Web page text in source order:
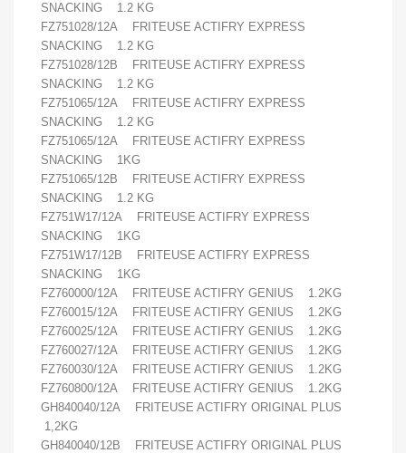
SNACKING 1.2 KG
FZ751028/12A FRITEUSE ACTIFRY EXPRESS
SNACKING 1.2 KG
FZ751028/12B FRITEUSE ACTIFRY EXPRESS
SNACKING 1.2 KG
FZ751065/12A FRITEUSE ACTIFRY EXPRESS
SNACKING 1.2 KG
FZ751065/12A FRITEUSE ACTIFRY EXPRESS
SNACKING 1KG
FZ751065/12B FRITEUSE ACTIFRY EXPRESS
SNACKING 1.2 KG
FZ751W17/12A FRITEUSE ACTIFRY EXPRESS
SNACKING 1KG
FZ751W17/12B FRITEUSE ACTIFRY EXPRESS
SNACKING 1KG
FZ760000/12A FRITEUSE ACTIFRY GENIUS 1.2KG
FZ760015/12A FRITEUSE ACTIFRY GENIUS 1.2KG
FZ760025/12A FRITEUSE ACTIFRY GENIUS 1.2KG
FZ760027/12A FRITEUSE ACTIFRY GENIUS 1.2KG
FZ760030/12A FRITEUSE ACTIFRY GENIUS 1.2KG
FZ760800/12A FRITEUSE ACTIFRY GENIUS 1.2KG
GH840040/12A FRITEUSE ACTIFRY ORIGINAL PLUS
1,2KG
GH840040/12B FRITEUSE ACTIFRY ORIGINAL PLUS